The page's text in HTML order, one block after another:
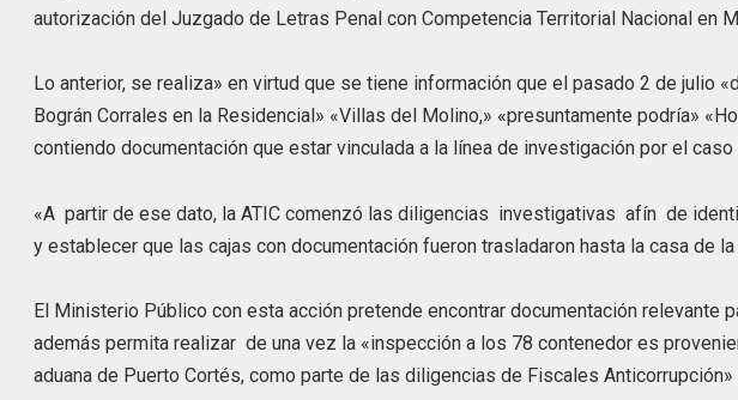
autorización del Juzgado de Letras Penal con Competencia Territorial Nacional en
Lo anterior, se realiza» en virtud que se tiene información que el pasado 2 de julio
Bográn Corrales en la Residencial» «Villas del Molino,» «presuntamente podría»
contiendo documentación que estar vinculada a la línea de investigación por el
«A partir de ese dato, la ATIC comenzó las diligencias investigativas afín de
y establecer que las cajas con documentación fueron trasladaron hasta la casa de
El Ministerio Público con esta acción pretende encontrar documentación
además permita realizar de una vez la «inspección a los 78 contenedor es
aduana de Puerto Cortés, como parte de las diligencias de Fiscales Anticorrupción»